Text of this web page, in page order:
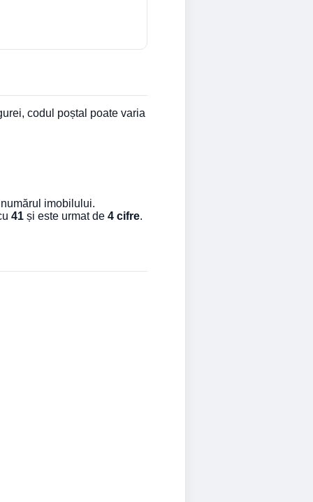
codul poștal poate varia
imobilului.
41 și este urmat de 4 cifre.